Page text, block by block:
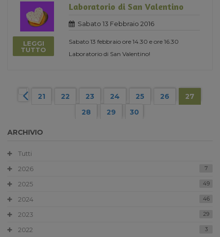
LEGGI
TUTTO
Laboratorio di San Valentino
Sabato 13 Febbraio 2016
Sabato 13 febbraio ore 14.30 e ore 16.30
Laboratorio di San Valentino!
21 22 23 24 25 26
27
28
29 30
ARCHIVIO
Tutti
2026
7
2025 49
2024 46
2023 29
2022 3